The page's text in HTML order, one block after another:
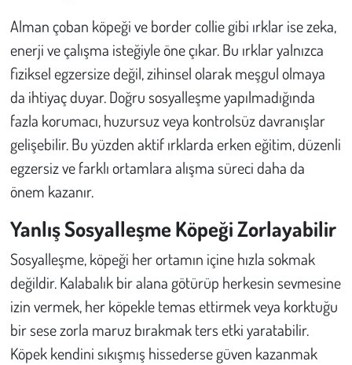
Alman çoban köpeği ve border collie gibi ırklar ise zeka,
enerji ve çalışma isteğiyle öne çıkar. Bu ırklar yalnızca
fiziksel egzersize değil, zihinsel olarak meşgul olmaya
da ihtiyaç duyar. Doğru sosyalleşme yapılmadığında
fazla korumacı, huzursuz veya kontrolsüz davranışlar
gelişebilir. Bu yüzden aktif ırklarda erken eğitim, düzenli
egzersiz ve farklı ortamlara alışma süreci daha da
önem kazanır.
Yanlış Sosyalleşme Köpeği Zorlayabilir
Sosyalleşme, köpeği her ortamın içine hızla sokmak
değildir. Kalabalık bir alana götürüp herkesin sevmesine
izin vermek, her köpekle temas ettirmek veya korktuğu
bir sese zorla maruz bırakmak ters etki yaratabilir.
Köpek kendini sıkışmış hissederse güven kazanmak